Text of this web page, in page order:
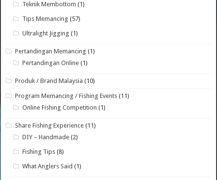
Teknik Membottom (1)
Tips Memancing (57)
Ultralight Jigging (1)
Pertandingan Memancing (1)
Pertandingan Online (1)
Produk / Brand Malaysia (10)
Program Memancing / Fishing Events (11)
Online Fishing Competition (1)
Share Fishing Experience (11)
DIY – Handmade (2)
Fishing Tips (8)
What Anglers Said (1)